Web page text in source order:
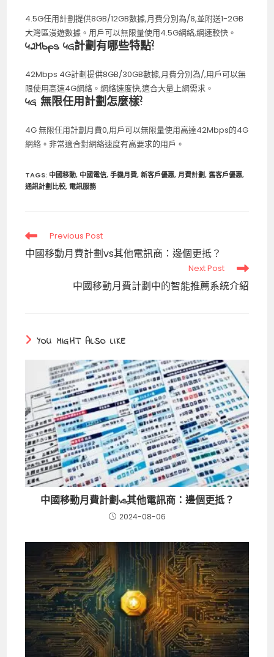
4.5G任用計劃提供8GB/12GB數據,月費分別為/8,並附送1-2GB
大灣區漫遊數據。用戶可以無限量使用4.5G網絡,網速較快。
42Mbps 4G計劃有哪些特點?
42Mbps 4G計劃提供8GB/30GB數據,月費分別為/,用戶可以無
限使用高速4G網絡。網絡速度快,適合大量上網需求。
4G 無限任用計劃怎麼樣?
4G 無限任用計劃月費0,用戶可以無限量使用高達42Mbps的4G
網絡。非常適合對網絡速度有高要求的用戶。
TAGS: 中國移動, 中國電信, 手機月費, 新客戶優惠, 月費計劃, 舊客戶優惠,
通訊計劃比較, 電訊服務
Read
more
articles
Previous Post
中國移動月費計劃vs其他電訊商：邊個更抵？
Next Post
中國移動月費計劃中的智能推薦系統介紹
YOU MIGHT ALSO LIKE
中國移動月費計劃vs其他電訊商：邊個更抵？
2024-08-06